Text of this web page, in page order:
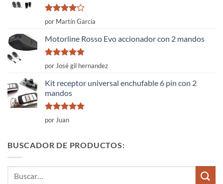
Valorado
con
5
por Martín García
Motorline Rosso Evo accionador con 2 mandos
Valorado
con
de 5
por José gil hernandez
Kit receptor universal enchufable 6 pin con 2
mandos
Valorado
con
por Juan
BUSCADOR DE PRODUCTOS: